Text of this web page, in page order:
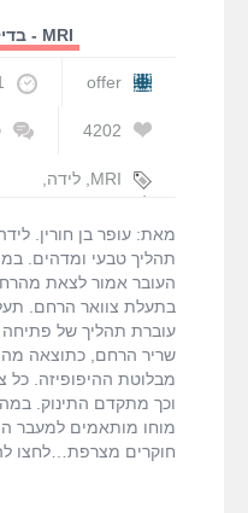
MRI – בדיקות ואפליקציות
MRI המדריך המלא
דרושים
צור קשר
MRI - בדיקות ואפליקציות
offer
4202
סריקה
MRI לידה
לידה MRI
מאת: עופר בן חורין.
תהליך טבעי ומדהים.
העובר אמור לצאת
בתעלת צוואר הרחם.
עוברת תהליך של פתיחה
שריר הרחם, כתוצאה
מבלוטת ההיפופיזה. כל
וכך מתקדם התינוק.
מוחו מותאמים למעבר
חוקרים מצרפת…לחצו